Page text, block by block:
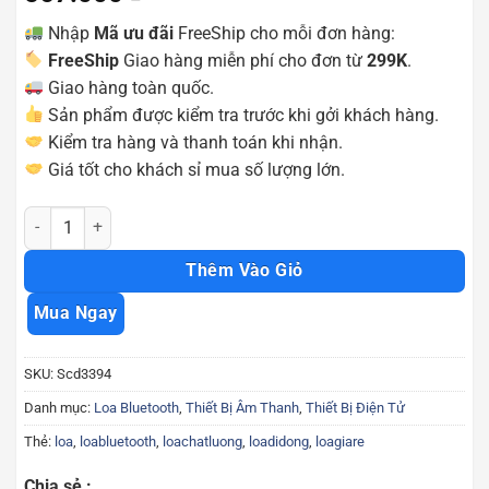
Nhập Mã ưu đãi FreeShip cho mỗi đơn hàng:
FreeShip Giao hàng miễn phí cho đơn từ299K.
Giao hàng toàn quốc.
Sản phẩm được kiểm tra trước khi gởi khách hàng.
Kiểm tra hàng và thanh toán khi nhận.
Giá tốt cho khách sỉ mua số lượng lớn.
Loa Bluetooth không dây Ewa A107 Scd3394 số lượng
Thêm Vào Giỏ
Mua Ngay
SKU: Scd3394
Danh mục: Loa Bluetooth, Thiết Bị Âm Thanh, Thiết Bị Điện Tử
Thẻ: loa, loabluetooth, loachatluong, loadidong, loagiare